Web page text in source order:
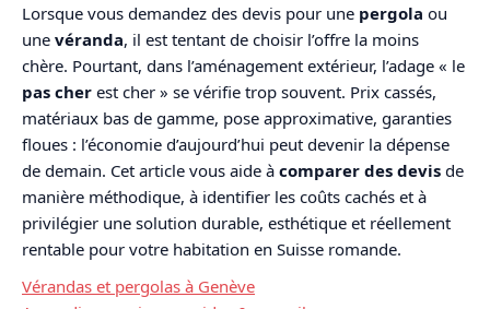
Lorsque vous demandez des devis pour une pergola ou
une véranda, il est tentant de choisir l’offre la moins
chère. Pourtant, dans l’aménagement extérieur, l’adage « le
pas cher est cher » se vérifie trop souvent. Prix cassés,
matériaux bas de gamme, pose approximative, garanties
floues : l’économie d’aujourd’hui peut devenir la dépense
de demain. Cet article vous aide à comparer des devis de
manière méthodique, à identifier les coûts cachés et à
privilégier une solution durable, esthétique et réellement
rentable pour votre habitation en Suisse romande.
Vérandas et pergolas à Genève